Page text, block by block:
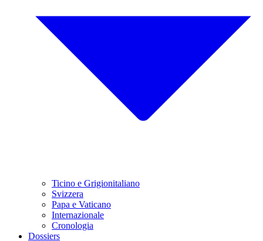
Ticino e Grigionitaliano
Svizzera
Papa e Vaticano
Internazionale
Cronologia
Dossiers